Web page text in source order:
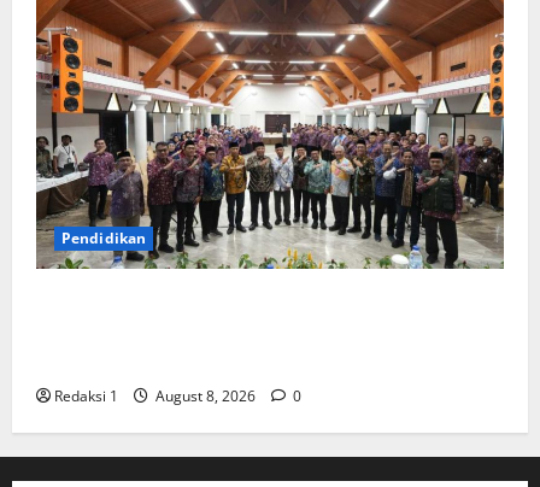
Pendidikan
Redaksi 1 August 8, 2026 0